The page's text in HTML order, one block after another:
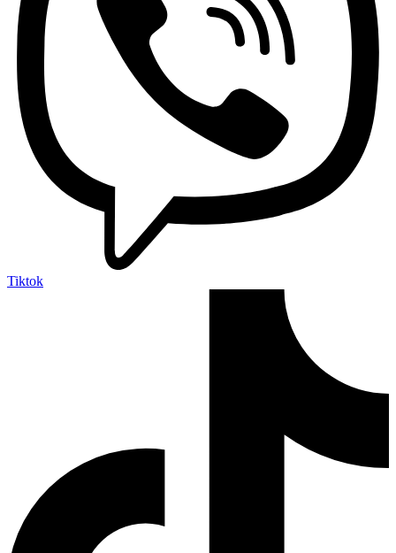
Tiktok